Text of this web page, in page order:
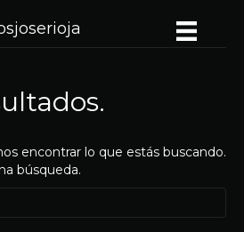
encontrar lo que estás buscando.
búsqueda.